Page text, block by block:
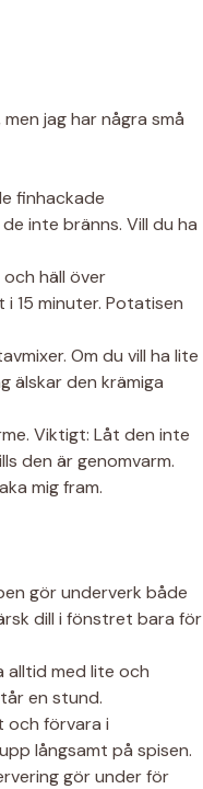
jag har några små
finhackade
inte bränns. Vill du ha
häll över
15 minuter. Potatisen
Om du vill ha lite
älskar den krämiga
Viktigt: Låt den inte
den är genomvarm.
mig fram.
gör underverk både
dill i fönstret bara för
alltid med lite och
en stund.
och förvara i
långsamt på spisen.
gör under för